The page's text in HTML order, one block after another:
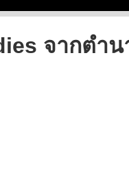
จากตำ